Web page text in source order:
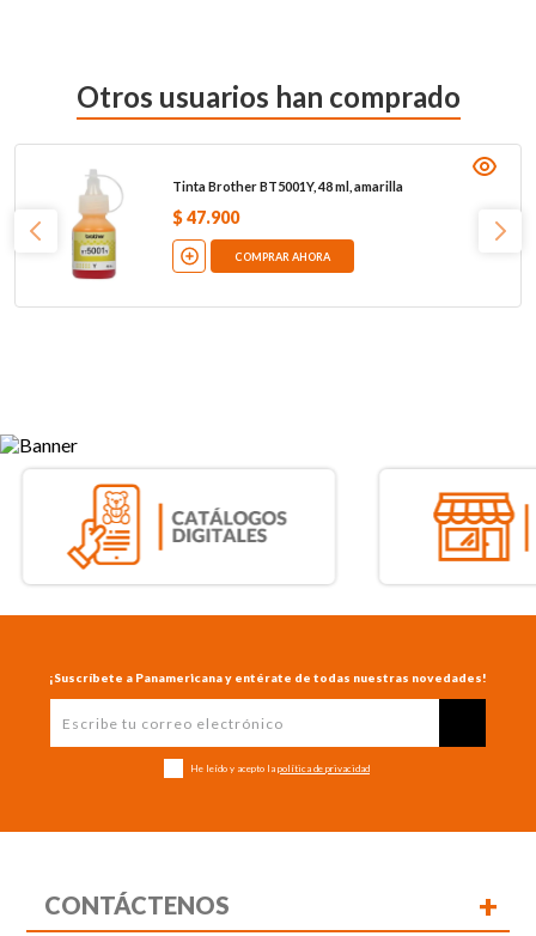
Otros usuarios han comprado
Tinta Brother BT5001Y, 48 ml, amarilla
$ 47.900
COMPRAR AHORA
¡Suscríbete a Panamericana y entérate de todas nuestras novedades!
He leído y acepto la política de privacidad
CONTÁCTENOS
+